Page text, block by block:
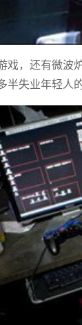
戏，还有微波
失业年轻人